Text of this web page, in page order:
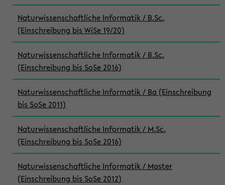
Naturwissenschaftliche Informatik / B.Sc.
(Einschreibung bis WiSe 19/20)
Naturwissenschaftliche Informatik / B.Sc.
(Einschreibung bis SoSe 2016)
Naturwissenschaftliche Informatik / Ba (Einschreibung
bis SoSe 2011)
Naturwissenschaftliche Informatik / M.Sc.
(Einschreibung bis SoSe 2016)
Naturwissenschaftliche Informatik / Master
(Einschreibung bis SoSe 2012)